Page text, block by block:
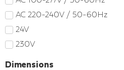
AC 220-240V / 50-60Hz
24V
230V
Dimensions